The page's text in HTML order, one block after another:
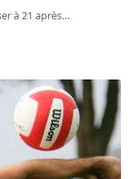
à 21 après…